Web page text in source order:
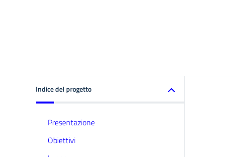
Indice del progetto
Presentazione
Obiettivi